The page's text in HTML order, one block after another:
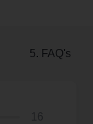
5. FAQ's